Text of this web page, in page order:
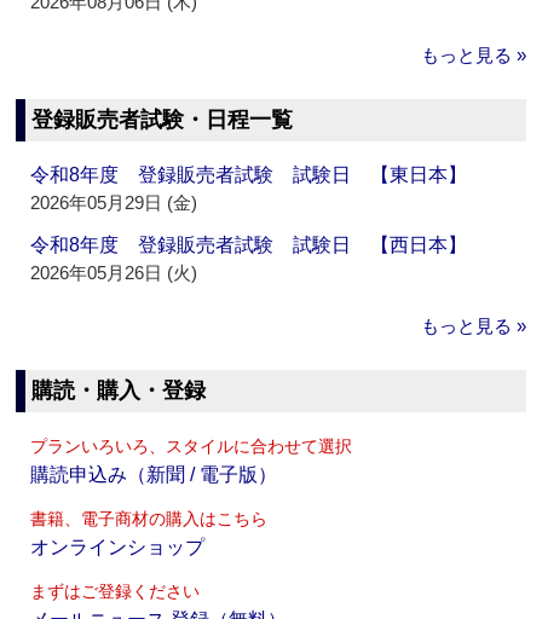
もっと見る »
登録販売者試験・日程一覧
令和8年度 登録販売者試験 試験日 【東日本】
2026年05月29日 (金)
令和8年度 登録販売者試験 試験日 【西日本】
2026年05月26日 (火)
もっと見る »
購読・購入・登録
プランいろいろ、スタイルに合わせて選択
購読申込み（新聞 / 電子版）
書籍、電子商材の購入はこちら
オンラインショップ
まずはご登録ください